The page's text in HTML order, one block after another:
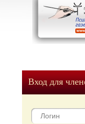
Вход для